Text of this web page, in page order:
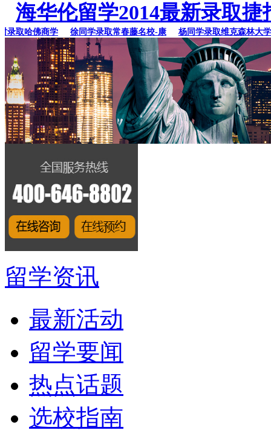
海华伦留学2014最新录取捷
哈佛商学 徐同学录取常春藤名校-康 杨同学录取维克森林大学
留学资讯
最新活动
留学要闻
热点话题
选校指南